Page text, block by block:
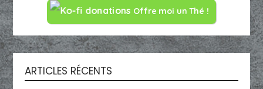
Offre moi un Thé !
ARTICLES RÉCENTS